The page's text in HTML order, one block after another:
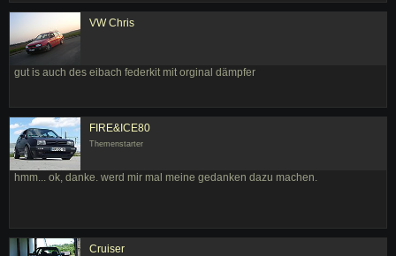
VW Chris
gut is auch des eibach federkit mit orginal dämpfer
FIRE&ICE80
Themenstarter
hmm... ok, danke. werd mir mal meine gedanken dazu machen.
Cruiser